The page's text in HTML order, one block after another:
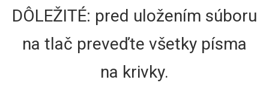
DÔLEŽITÉ: pred uložením súboru
na tlač preveďte všetky písma
na krivky.